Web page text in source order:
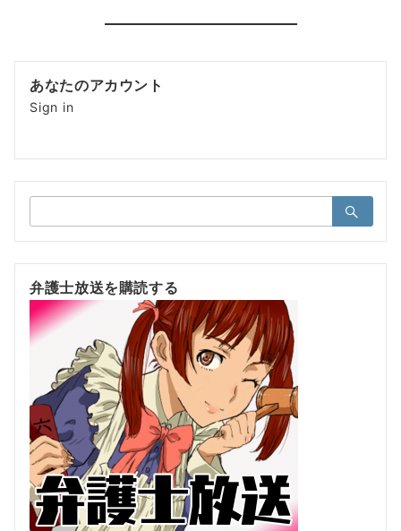
あなたのアカウント
Sign in
索：
弁護士放送を購読する